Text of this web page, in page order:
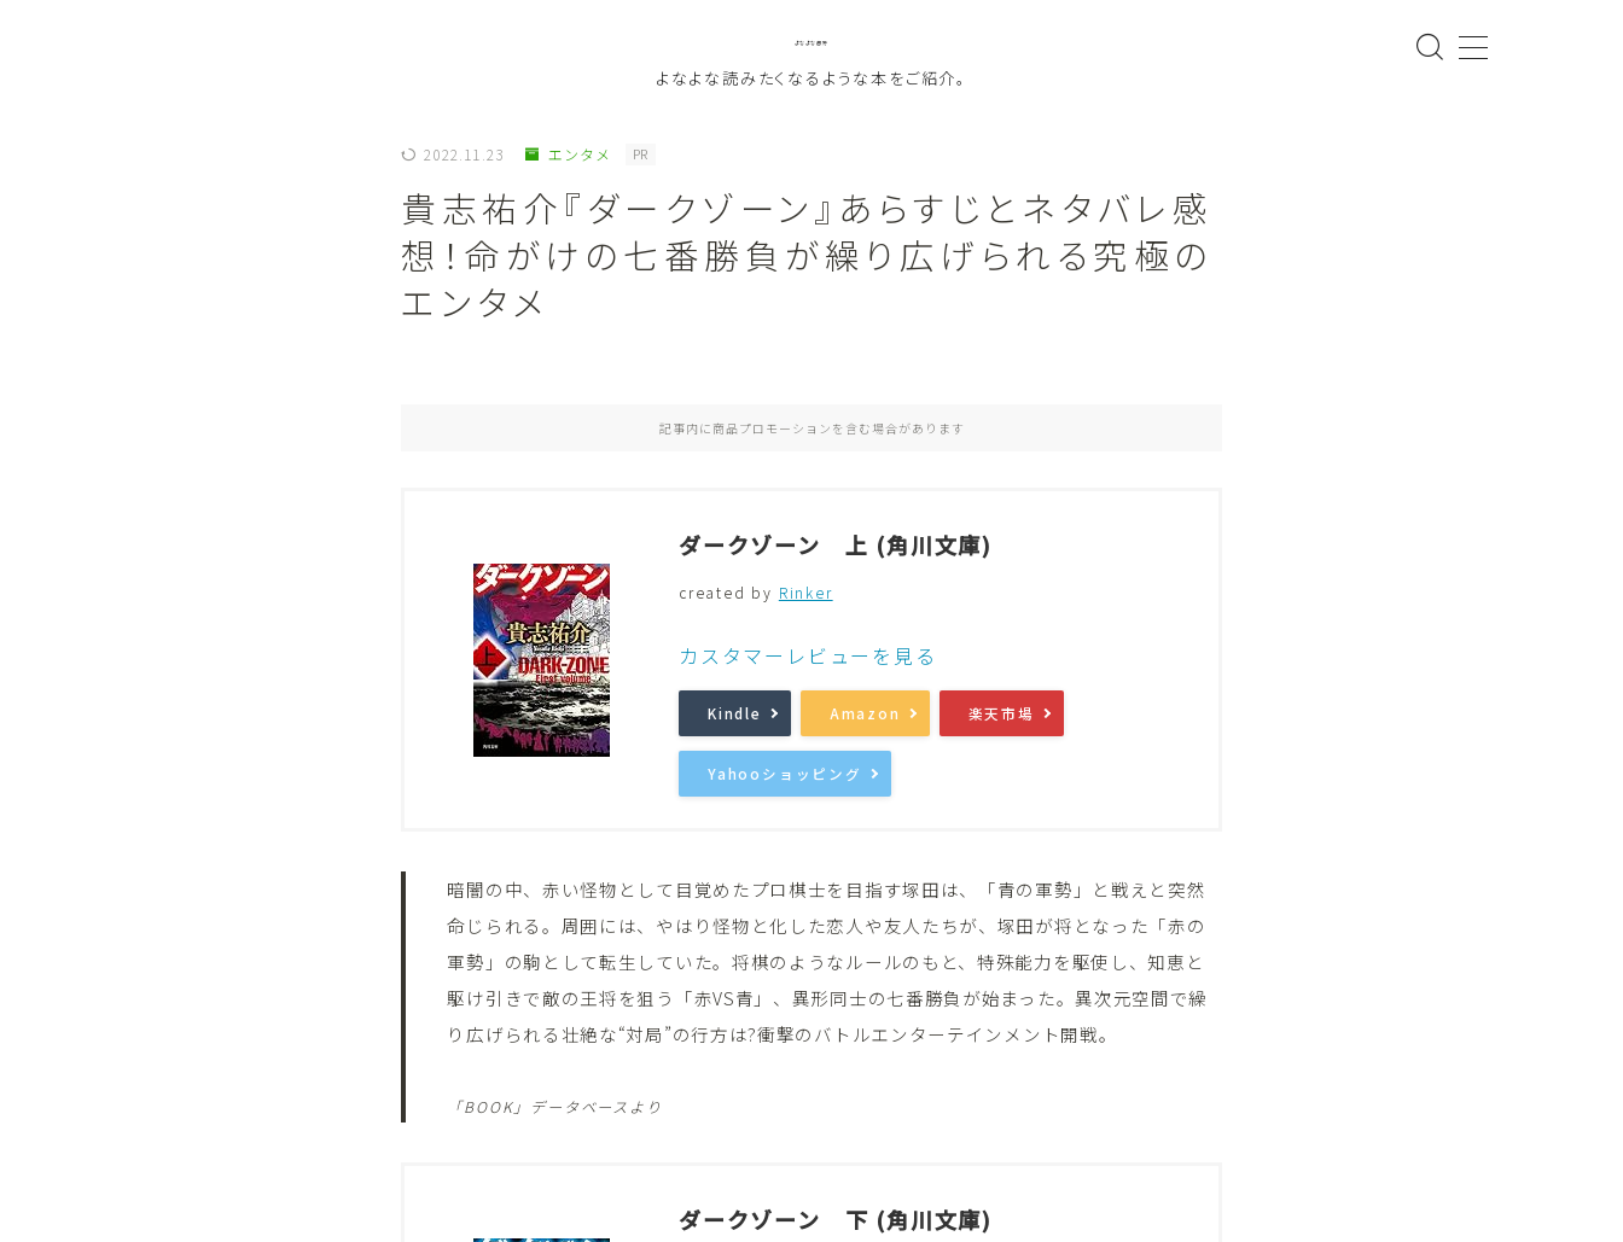
よなよな書房
よなよな読みたくなるような本をご紹介。
ジャンル Genre
読書をより楽しむ Good Reading
音楽 Music
2022.11.23 エンタメ PR
貴志祐介『ダークゾーン』あらすじとネタバレ感
想！命がけの七番勝負が繰り広げられる究極の
エンタメ
記事内に商品プロモーションを含む場合があります
ダークゾーン 上 (角川文庫)
created by Rinker
カスタマーレビューを見る
Kindle Amazon 楽天市場
Yahooショッピング
暗闇の中、赤い怪物として目覚めたプロ棋士を目指す塚田は、「青の軍勢」と戦えと突然
命じられる。周囲には、やはり怪物と化した恋人や友人たちが、塚田が将となった「赤の
軍勢」の駒として転生していた。将棋のようなルールのもと、特殊能力を駆使し、知恵と
駆け引きで敵の王将を狙う「赤VS青」、異形同士の七番勝負が始まった。異次元空間で繰
り広げられる壮絶な“対局”の行方は?衝撃のバトルエンターテインメント開戦。
「BOOK」データベースより
ダークゾーン 下 (角川文庫)